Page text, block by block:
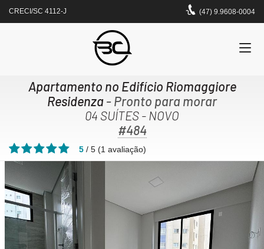
CRECI/SC 4112-J (47) 9.9608-0004
Apartamento no Edifício Riomaggiore
Residenza- Pronto para morar
04 SUÍTES - NOVO
#484
5 / 5 (1 avaliação)